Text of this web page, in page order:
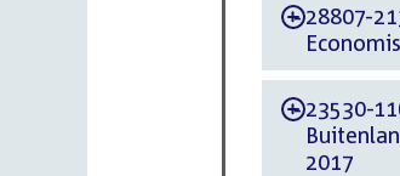
-28807-
-23530-
2017